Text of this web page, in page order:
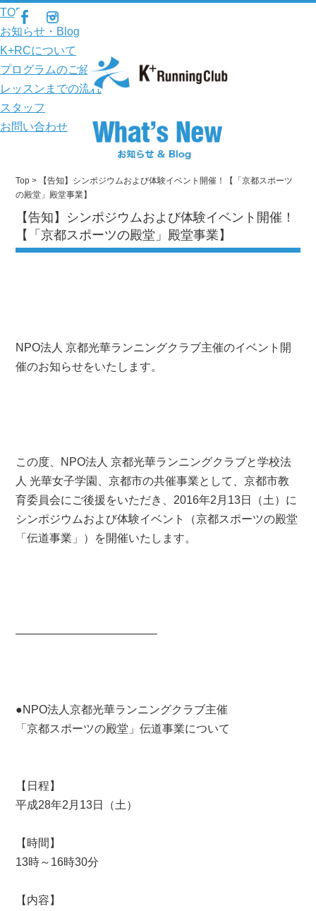
TOP
お知らせ・Blog
K+RCについて
プログラムのご紹介
レッスンまでの流れ
スタッフ
お問い合わせ
Top > 【告知】シンポジウムおよび体験イベント開催！【「京都スポーツ
の殿堂」殿堂事業】
【告知】シンポジウムおよび体験イベント開催！
【「京都スポーツの殿堂」殿堂事業】
NPO法人 京都光華ランニングクラブ主催のイベント開
催のお知らせをいたします。
この度、NPO法人 京都光華ランニングクラブと学校法
人 光華女子学園、京都市の共催事業として、京都市教
育委員会にご後援をいただき、2016年2月13日（土）に
シンポジウムおよび体験イベント（京都スポーツの殿堂
「伝道事業」）を開催いたします。
————————————–
●NPO法人京都光華ランニングクラブ主催
「京都スポーツの殿堂」伝道事業について
【日程】
平成28年2月13日（土）
【時間】
13時～16時30分
【内容】